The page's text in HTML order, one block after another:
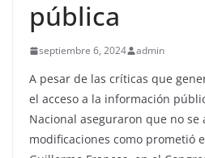
pública
septiembre 6, 2024 admin
A pesar de las críticas que
el acceso a la información
Nacional aseguraron que no se
modificaciones como prometió